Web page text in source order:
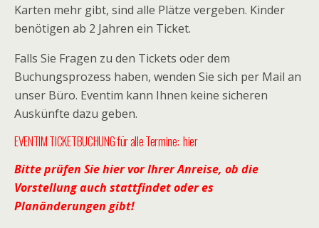
Karten mehr gibt, sind alle Plätze vergeben. Kinder
benötigen ab 2 Jahren ein Ticket.
Falls Sie Fragen zu den Tickets oder dem
Buchungsprozess haben, wenden Sie sich per Mail an
unser Büro. Eventim kann Ihnen keine sicheren
Auskünfte dazu geben.
EVENTIM TICKETBUCHUNG für alle Termine: hier
Bitte prüfen Sie hier vor Ihrer Anreise, ob die
Vorstellung auch stattfindet oder es
Planänderungen gibt!